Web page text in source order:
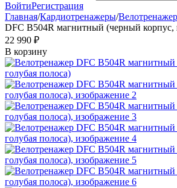
ВойтиРегистрация
Главная/Кардиотренажеры/
DFC B504R магнитный (черный корпус,
22 990 ₽
В корзину